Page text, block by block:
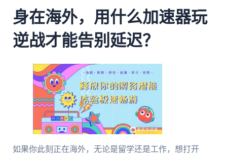
身在海外，用什么加速器玩
逆战才能告别延迟？
如果你此刻正在海外，无论是留学还是工作，想打开